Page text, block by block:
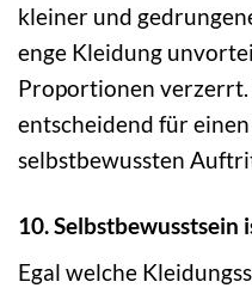
kleiner und
enge Kleidung
Proportionen verzerrt.
entscheidend für
selbstbewussten
10. Selbstbewusstsein
Egal welche